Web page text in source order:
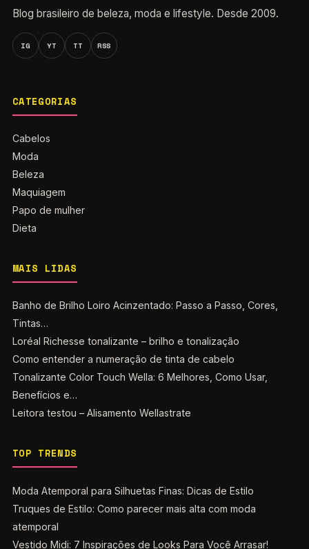
Blog brasileiro de beleza, moda e lifestyle. Desde 2009.
IG YT TT RSS
CATEGORIAS
Cabelos
Moda
Beleza
Maquiagem
Papo de mulher
Dieta
MAIS LIDAS
Banho de Brilho Loiro Acinzentado: Passo a Passo, Cores,
Tintas…
Loréal Richesse tonalizante – brilho e tonalização
Como entender a numeração de tinta de cabelo
Tonalizante Color Touch Wella: 6 Melhores, Como Usar,
Benefícios e…
Leitora testou – Alisamento Wellastrate
TOP TRENDS
Moda Atemporal para Silhuetas Finas: Dicas de Estilo
Truques de Estilo: Como parecer mais alta com moda
atemporal
Vestido Midi: 7 Inspirações de Looks Para Você Arrasar!